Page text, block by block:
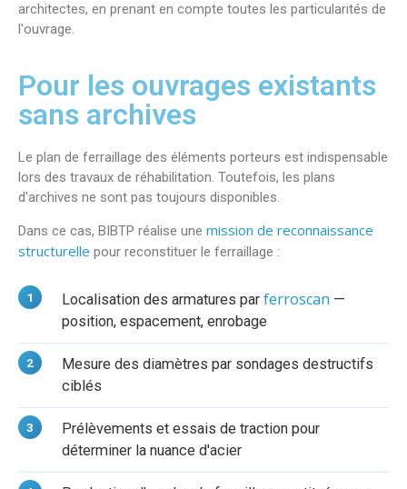
architectes, en prenant en compte toutes les particularités de
l'ouvrage.
Pour les ouvrages existants
sans archives
Le plan de ferraillage des éléments porteurs est indispensable
lors des travaux de réhabilitation. Toutefois, les plans
d'archives ne sont pas toujours disponibles.
Dans ce cas, BIBTP réalise une mission de reconnaissance
structurelle pour reconstituer le ferraillage :
Localisation des armatures par ferroscan —
position, espacement, enrobage
Mesure des diamètres par sondages destructifs
ciblés
Prélèvements et essais de traction pour
déterminer la nuance d'acier